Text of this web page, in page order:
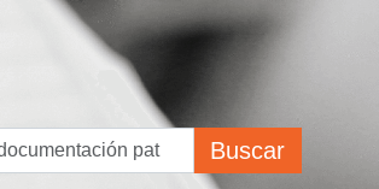
Buscar